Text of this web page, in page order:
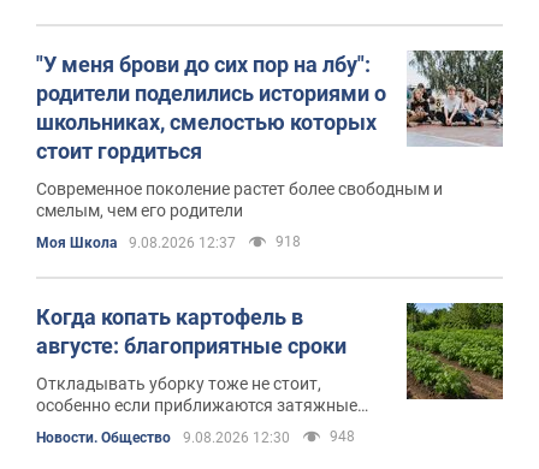
"У меня брови до сих пор на лбу":
родители поделились историями о
школьниках, смелостью которых
стоит гордиться
Современное поколение растет более свободным и
смелым, чем его родители
Моя Школа 9.08.2026 12:37 918
Когда копать картофель в
августе: благоприятные сроки
Откладывать уборку тоже не стоит,
особенно если приближаются затяжные
Новости. Общество 9.08.2026 12:30 948